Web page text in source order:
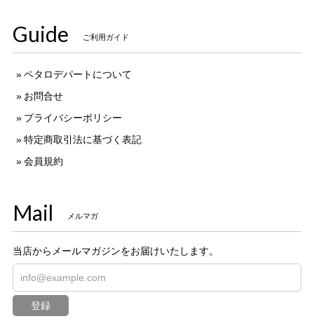
Guide ご利用ガイド
ペタロデパートについて
お問合せ
プライバシーポリシー
特定商取引法に基づく表記
会員規約
Mail メルマガ
当店からメールマガジンをお届けいたします。
登録